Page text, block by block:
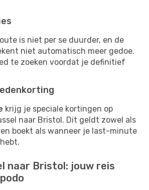
is niet per se duurder, en de
niet automatisch meer gedoe.
te zoeken voordat je definitief
krijg je speciale kortingen op
naar Bristol. Dit geldt zowel als
boekt als wanneer je last-minute
naar Bristol: jouw reis